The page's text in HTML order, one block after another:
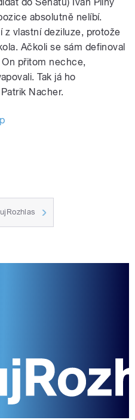
absolutně nelíbí.
z vlastní deziluze, protože
Ačkoli se sám definoval
přitom nechce,
Tak já ho
Nacher.